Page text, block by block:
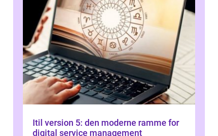
Itil version 5: den moderne ramme for
digital service management